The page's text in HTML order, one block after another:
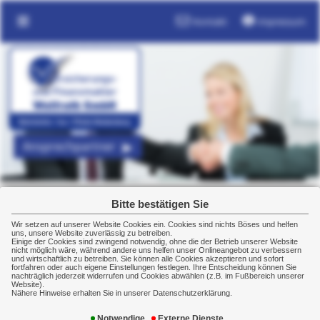
Bitte bestätigen Sie
Wir setzen auf unserer Website Cookies ein. Cookies sind nichts Böses und helfen
uns, unsere Website zuverlässig zu betreiben.
Einige der Cookies sind zwingend notwendig, ohne die der Betrieb unserer Website
nicht möglich wäre, während andere uns helfen unser Onlineangebot zu verbessern
und wirtschaftlich zu betreiben. Sie können alle Cookies akzeptieren und sofort
fortfahren oder auch eigene Einstellungen festlegen. Ihre Entscheidung können Sie
nachträglich jederzeit widerrufen und Cookies abwählen (z.B. im Fußbereich unserer
Website).
Nähere Hinweise erhalten Sie in unserer Datenschutzerklärung.
Kontakt Impressum
Ansprechpartner
Kraftfahrtversicherung
Kfz-Haftpflichtversicherung
Sie gehört zum Auto wie Räder und Motor: Ohne
Kfz-Haftpflichtversicherung geht es nicht. Denn die